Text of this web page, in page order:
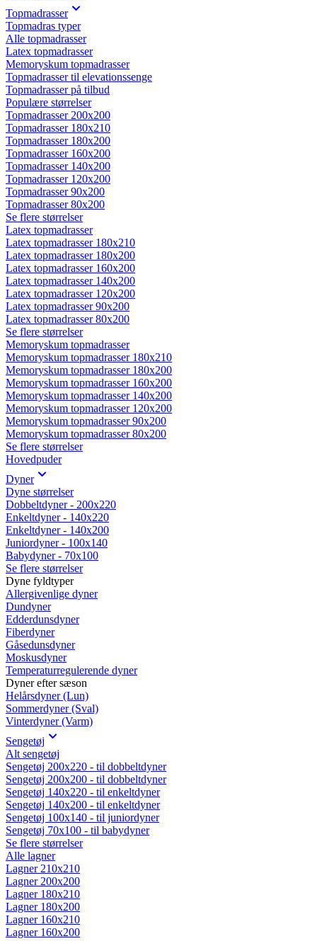
Topmadrasser
Topmadras typer
Alle topmadrasser
Latex topmadrasser
Memoryskum topmadrasser
Topmadrasser til elevationssenge
Topmadrasser på tilbud
Populære størrelser
Topmadrasser 200x200
Topmadrasser 180x210
Topmadrasser 180x200
Topmadrasser 160x200
Topmadrasser 140x200
Topmadrasser 120x200
Topmadrasser 90x200
Topmadrasser 80x200
Se flere størrelser
Latex topmadrasser
Latex topmadrasser 180x210
Latex topmadrasser 180x200
Latex topmadrasser 160x200
Latex topmadrasser 140x200
Latex topmadrasser 120x200
Latex topmadrasser 90x200
Latex topmadrasser 80x200
Se flere størrelser
Memoryskum topmadrasser
Memoryskum topmadrasser 180x210
Memoryskum topmadrasser 180x200
Memoryskum topmadrasser 160x200
Memoryskum topmadrasser 140x200
Memoryskum topmadrasser 120x200
Memoryskum topmadrasser 90x200
Memoryskum topmadrasser 80x200
Se flere størrelser
Hovedpuder
Dyner
Dyne størrelser
Dobbeltdyner - 200x220
Enkeltdyner - 140x220
Enkeltdyner - 140x200
Juniordyner - 100x140
Babydyner - 70x100
Se flere størrelser
Dyne fyldtyper
Allergivenlige dyner
Dundyner
Edderdunsdyner
Fiberdyner
Gåsedunsdyner
Moskusdyner
Temperaturregulerende dyner
Dyner efter sæson
Helårsdyner (Lun)
Sommerdyner (Sval)
Vinterdyner (Varm)
Sengetøj
Alt sengetøj
Sengetøj 200x220 - til dobbeltdyner
Sengetøj 200x200 - til dobbeltdyner
Sengetøj 140x220 - til enkeltdyner
Sengetøj 140x200 - til enkeltdyner
Sengetøj 100x140 - til juniordyner
Sengetøj 70x100 - til babydyner
Se flere størrelser
Alle lagner
Lagner 210x210
Lagner 200x200
Lagner 180x210
Lagner 180x200
Lagner 160x210
Lagner 160x200